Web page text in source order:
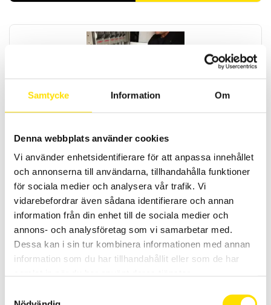
Samtycke Information Om
Denna webbplats använder cookies
Vi använder enhetsidentifierare för att anpassa innehållet
och annonserna till användarna, tillhandahålla funktioner
för sociala medier och analysera vår trafik. Vi
vidarebefordrar även sådana identifierare och annan
information från din enhet till de sociala medier och
annons- och analysföretag som vi samarbetar med.
Dessa kan i sin tur kombinera informationen med annan
information som du har tillhandahållit eller som de har
till
Extra låsclips samt kardborreband till din DigiFlex flexibla
strömtång!
140.00kr– 245.00krPrisintervall:
140.00 kr
till
245.00 kr
LÄS MER
CA6416, CA6417 & CA6418 Slingimpedanstång